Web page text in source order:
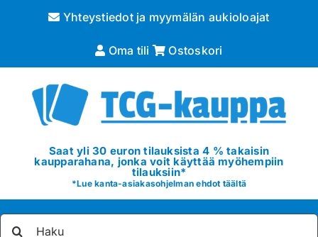
Yhteystiedot ja myymälän aukioloajat
Oma tili Ostoskori
Saat yli 30 euron tilauksista 4 % takaisin
kaupparahana, jonka voit käyttää myöhempiin
tilauksiin*
*Lue kanta-asiakasohjelman ehdot täältä